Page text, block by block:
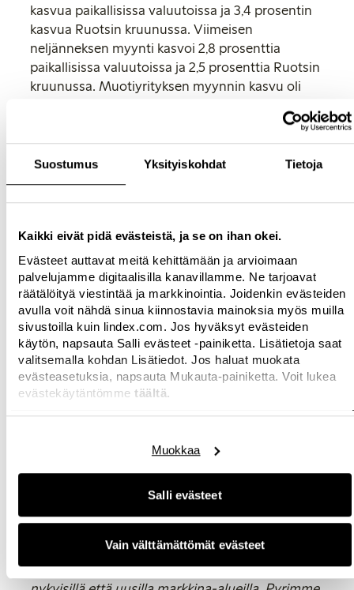
Suostumus Yksityiskohdat Tietoja
Kaikki eivät pidä evästeistä, ja se on ihan okei.
Evästeet auttavat meitä kehittämään ja arvioimaan
palvelujamme digitaalisilla kanavillamme. Ne tarjoavat
räätälöityä viestintää ja markkinointia. Joidenkin evästeiden
avulla voit nähdä sinua kiinnostavia mainoksia myös muilla
sivustoilla kuin lindex.com. Jos hyväksyt evästeiden
käytön, napsauta Salli evästeet -painiketta. Lisätietoja saat
valitsemalla kohdan Lisätiedot. Jos haluat muokata
evästeasetuksia, napsauta Mukauta-painiketta. Voit lukea
evästekäytäntömme täältä.
Salli evästeet
Muokkaa
Vain välttämättömät evästeet
kasvua paikallisissa valuutoissa ja 3,4 prosentin
kasvua Ruotsin kruunussa. Viimeisen
neljänneksen myynti kasvoi 2,8 prosenttia
paikallisissa valuutoissa ja 2,5 prosenttia Ruotsin
kruunussa. Muotiyrityksen myynnin kasvu oli
markkinakasvua parempaa kaikilla pohjoisilla
markkina-alueilla.
Lindexin myynti kasvoi kivijalkamyymälöissä
neljänneksen aikana. Lindexin digitaalinen
myynti kasvoi paikallisissa valuutoissa 5,3
prosenttia vuonna 2023 ja digitaalisen myynnin
osuus oli 19,0 prosenttia kokonaismyynnistä
(vuonna 2022 osuus oli 18,5 prosenttia).
”Jatkamme markkinaosuuksien ottamista ja
kasvamme yhdessä sekä uusien että nykyisten
asiakkaidemme kanssa. Lindexillä on tällä
hetkellä jo 6 miljoonaa rekisteröitynyttä kanta-
asiakasta. Kasvumme on hieno osoitus siitä, että
että olemme onnistuneet vahvistamaan
Lindexin brändiä entisestään. Tulokset kertovat
myös onnistuneesta strategiastamme, jossa
pyrimme uusien taloudellisten tavoitteiden
Meillä on selkeä suunnitelma tulevaisuudelle, ja
aiomme keskittyä kasvun vauhdittamiseen sekä